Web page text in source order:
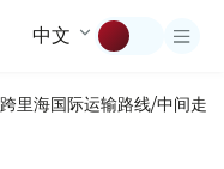
中文
跨里海国际运输路线/中间走廊